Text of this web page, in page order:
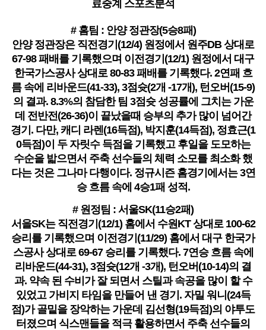
# 홈팀 : 안양 정관장(5승8패)
안양 정관장은 직전경기(12/4) 원정에서 원주DB 상대로
67-98 패배를 기록했으며 이전경기(12/1) 원정에서 대구
한국가스공사 상대로 80-83 패배를 기록했다. 2연패 흐
름 속에 리바운드(41-33), 3점슛(2개 -17개), 턴오버(15-9)
의 결과. 8.3%의 참담한 팀 3점슛 성공률에 그치는 가운
데 전반전(26-36)이 끝났을때 승부의 추가 많이 넘어간
경기. 다만, 캐디 라렌(16득점), 박지훈(14득점), 정효근(1
0득점)이 두 자릿수 득점을 기록했고 후일을 도모하는
수순을 밟으면서 주축 선수들의 체력 소모를 최소화 했
다는 것은 그나마 다행이다. 정규시즌 홈경기에서는 3연
승 흐름 속에 4승1패 성적.
# 원정팀 : 서울SK(11승2패)
서을SK는 직전경기(12/1) 홈에서 수원KT 상대로 100-62
승리를 기록했으며 이전경기(11/29) 홈에서 대구 한국가
스공사 상대로 69-67 승리를 기록했다. 7연승 흐름 속에
리바운드(44-31), 3점슛(12개 -3개), 턴오버(10-14)의 결
과. 약속 된 수비가 잘 되면서 스틸과 속공을 많이 할 수
있었고 가비지 타임을 만들어 낸 경기. 자밀 워니(24득
점)가 골밑을 장악하는 가운데 김선형(19득점)의 야투도
터졌으며 식스맨들을 적극 활용하면서 주축 선수들의